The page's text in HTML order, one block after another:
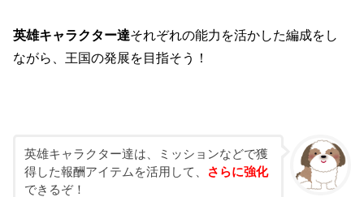
英雄キャラクター達それぞれの能力を活かした編成をし
ながら、王国の発展を目指そう！
英雄キャラクター達は、ミッションなどで獲
得した報酬アイテムを活用して、
さらに強化
できるぞ！